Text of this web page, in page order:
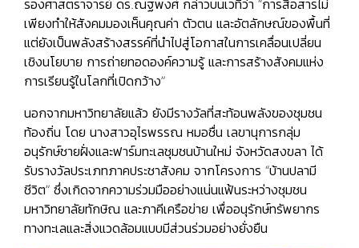
รองศาสตราจารย์ ดร.ณฐพงศ์ กล่าวบนเวทีว่า “การสื่อสารไม่
เพียงทำให้สังคมมองเห็นคุณค่า ตัวตน และอัตลักษณ์ของพื้นที่
แต่ยังเป็นพลังสร้างสรรค์ที่นำไปสู่โอกาสในการเคลื่อนเปลี่ยน
เชิงนโยบาย การถ่ายทอดองค์ความรู้ และการสร้างสังคมแห่ง
การเรียนรู้ในโลกที่เปิดกว้าง”
นอกจากมหาวิทยาลัยแล้ว ยังมีรางวัลที่สะท้อนพลังของชุมชน
ท้องถิ่น โดย นางสาวอุไรพรรณ หมอชื่น เลขานุการกลุ่ม
อนุรักษ์ชายฝั่งและฟาร์มทะเลชุมชนบ้านใหม่ จังหวัดสงขลา ได้
รับรางวัลประเภทภาคประชาสังคม จากโครงการ “บ้านปลามี
ชีวิต” ซึ่งเกิดจากความร่วมมืออย่างแน่นแฟ้นระหว่างชุมชน
มหาวิทยาลัยทักษิณ และภาคีเครือข่าย เพื่ออนุรักษ์ทรัพยากร
ทางทะเลและสิ่งแวดล้อมแบบมีส่วนร่วมอย่างยั่งยืน